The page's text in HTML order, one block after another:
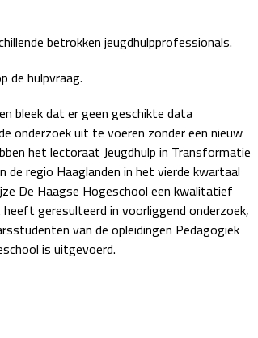
betrokken jeugdhulpprofessionals.
de hulpvraag.
bleek dat er geen geschikte data
onderzoek uit te voeren zonder een nieuw
het lectoraat Jeugdhulp in Transformatie
de regio Haaglanden in het vierde kwartaal
De Haagse Hogeschool een kwalitatief
geresulteerd in voorliggend onderzoek,
van de opleidingen Pedagogiek
is uitgevoerd.